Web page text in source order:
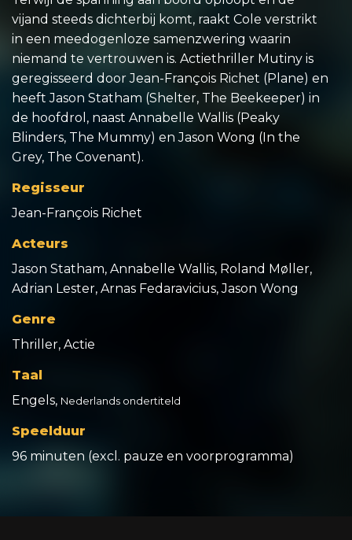
vijand steeds dichterbij komt, raakt Cole verstrikt
in een meedogenloze samenzwering waarin
niemand te vertrouwen is. Actiethriller Mutiny is
geregisseerd door Jean-François Richet (Plane) en
heeft Jason Statham (Shelter, The Beekeeper) in
de hoofdrol, naast Annabelle Wallis (Peaky
Blinders, The Mummy) en Jason Wong (In the
Grey, The Covenant).
Regisseur
Jean-François Richet
Acteurs
Jason Statham, Annabelle Wallis, Roland Møller,
Adrian Lester, Arnas Fedaravicius, Jason Wong
Genre
Thriller, Actie
Taal
Engels, Nederlands ondertiteld
Speelduur
96 minuten (excl. pauze en voorprogramma)